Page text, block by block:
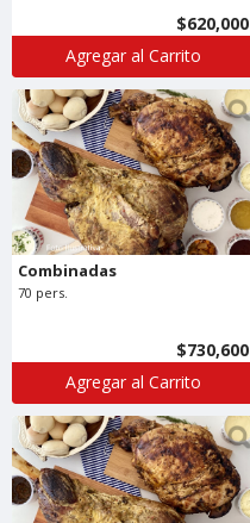
$620,000
Agregar al Carrito
Combinadas
70 pers.
$730,600
Agregar al Carrito